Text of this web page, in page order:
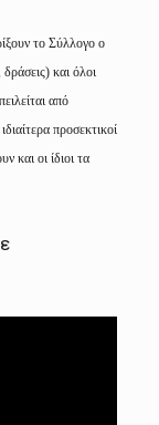
το Σύλλογο ο
και όλοι
από
προσεκτικοί
και οι ίδιοι τα